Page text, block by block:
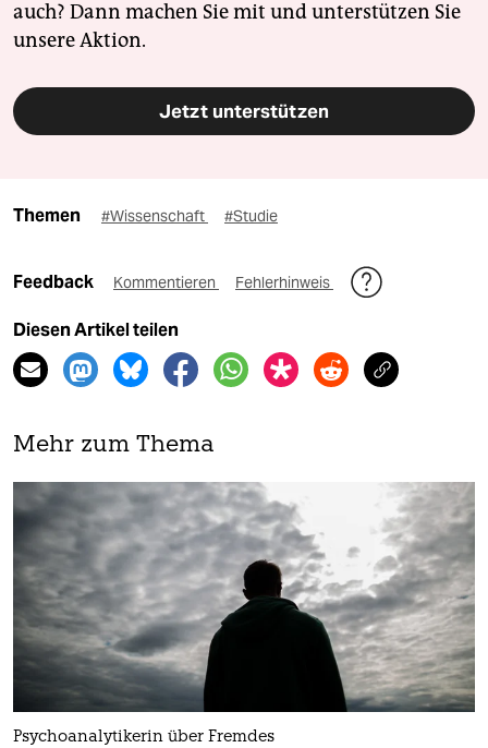
auch? Dann machen Sie mit und unterstützen Sie
unsere Aktion.
Jetzt unterstützen
Themen #Wissenschaft #Studie
Feedback Kommentieren Fehlerhinweis
Diesen Artikel teilen
Mehr zum Thema
Psychoanalytikerin über Fremdes